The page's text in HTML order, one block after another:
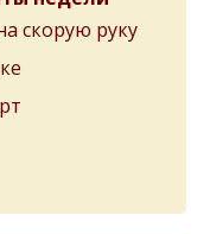
скорую руку